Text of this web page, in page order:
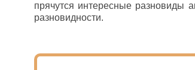
прячутся интересные разновиды
разновидности.